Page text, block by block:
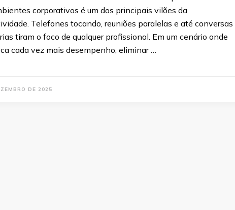
corporativos é um dos principais vilões da
Telefones tocando, reuniões paralelas e até conversas
tiram o foco de qualquer profissional. Em um cenário onde
cada vez mais desempenho, eliminar …
DE 2025